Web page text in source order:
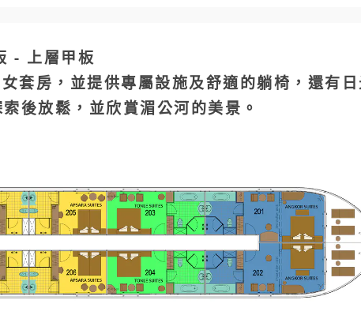
- 上層甲板
房，並提供專屬設施及舒適的躺椅，還有
後放鬆，並欣賞湄公河的美景。